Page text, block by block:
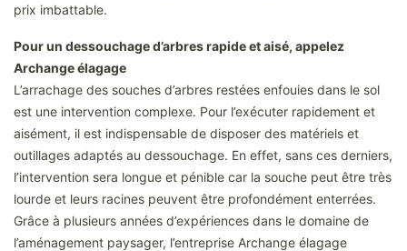
prix imbattable.
Pour un dessouchage d’arbres rapide et aisé, appelez
Archange élagage
L’arrachage des souches d’arbres restées enfouies dans le sol
est une intervention complexe. Pour l’exécuter rapidement et
aisément, il est indispensable de disposer des matériels et
outillages adaptés au dessouchage. En effet, sans ces derniers,
l’intervention sera longue et pénible car la souche peut être très
lourde et leurs racines peuvent être profondément enterrées.
Grâce à plusieurs années d’expériences dans le domaine de
l’aménagement paysager, l’entreprise Archange élagage